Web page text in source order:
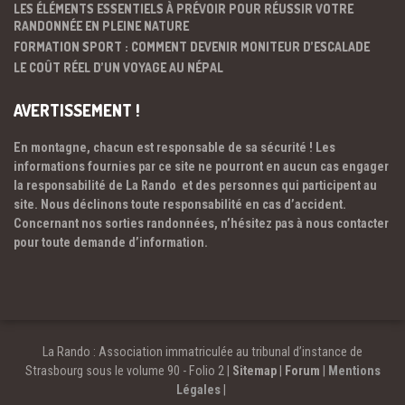
LES ÉLÉMENTS ESSENTIELS À PRÉVOIR POUR RÉUSSIR VOTRE
RANDONNÉE EN PLEINE NATURE
FORMATION SPORT : COMMENT DEVENIR MONITEUR D’ESCALADE
LE COÛT RÉEL D’UN VOYAGE AU NÉPAL
AVERTISSEMENT !
En montagne, chacun est responsable de sa sécurité ! Les
informations fournies par ce site ne pourront en aucun cas engager
la responsabilité de La Rando et des personnes qui participent au
site. Nous déclinons toute responsabilité en cas d’accident.
Concernant nos sorties randonnées, n’hésitez pas à nous contacter
pour toute demande d’information.
La Rando : Association immatriculée au tribunal d’instance de
Strasbourg sous le volume 90 - Folio 2 | Sitemap| Forum
Mentions
Légales